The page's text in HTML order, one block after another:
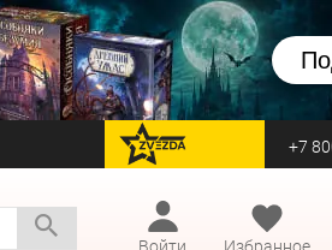
перейти на Zvezda +7